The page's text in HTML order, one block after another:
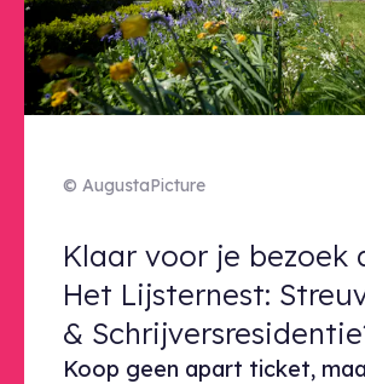
© AugustaPicture
Klaar voor je bezoek
Klaar voor je bezoek
Het Lijsternest:
&
Koop geen apart ticket,